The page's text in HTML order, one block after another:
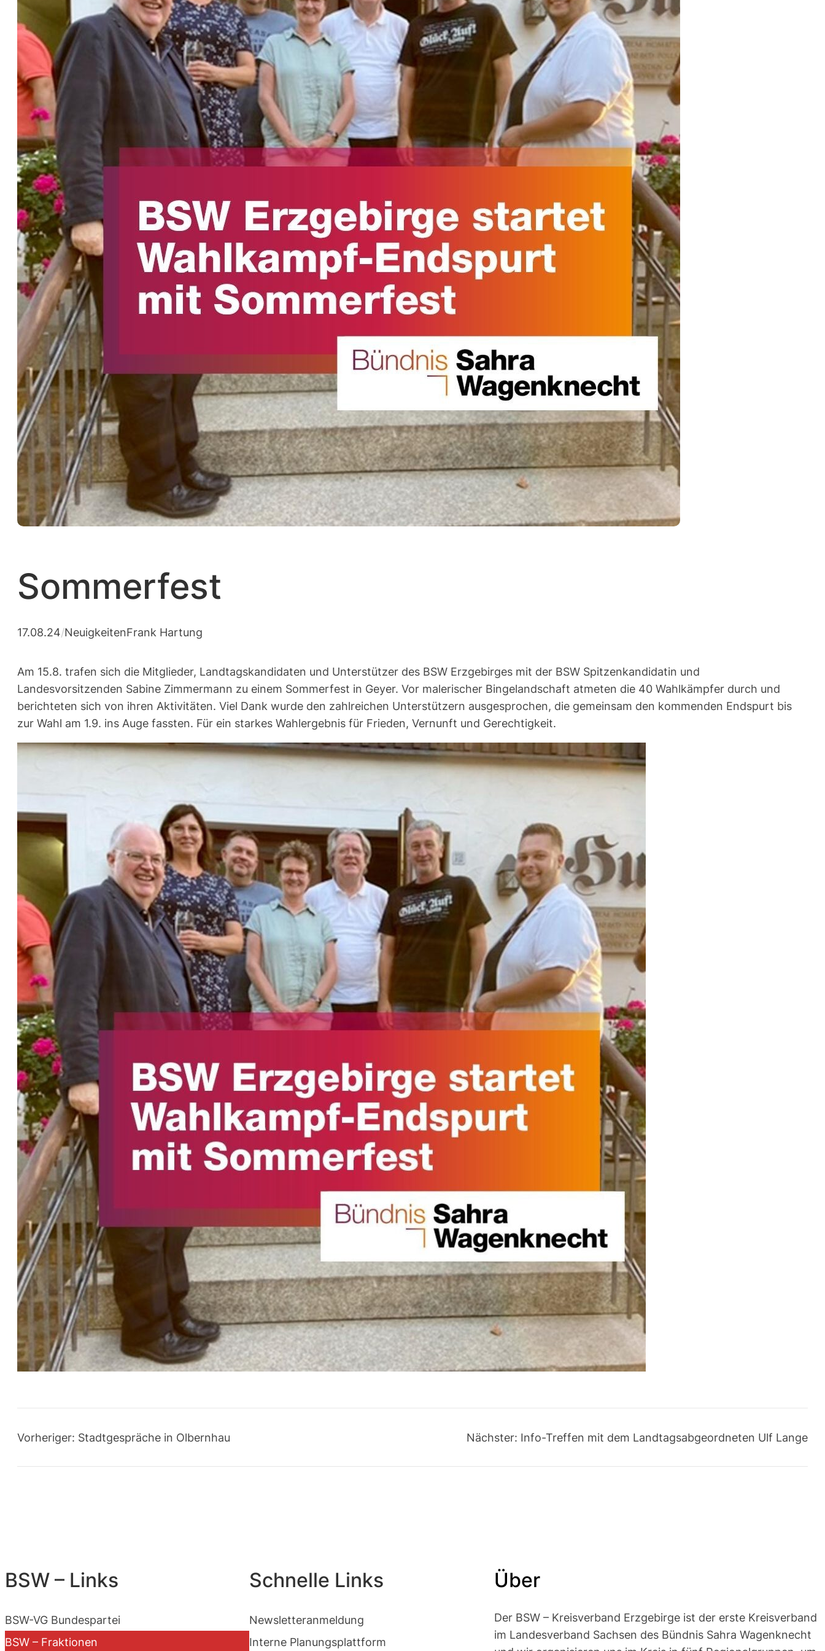
Sommerfest
17.08.24/NeuigkeitenFrank Hartung
Am 15.8. trafen sich die Mitglieder, Landtagskandidaten und Unterstützer des BSW Erzgebirges mit der BSW Spitzenkandidatin und
Landesvorsitzenden Sabine Zimmermann zu einem Sommerfest in Geyer. Vor malerischer Bingelandschaft atmeten die 40 Wahlkämpfer durch und
berichteten sich von ihren Aktivitäten. Viel Dank wurde den zahlreichen Unterstützern ausgesprochen, die gemeinsam den kommenden Endspurt bis
zur Wahl am 1.9. ins Auge fassten. Für ein starkes Wahlergebnis für Frieden, Vernunft und Gerechtigkeit.
Vorheriger: Stadtgespräche in Olbernhau Nächster: Info-Treffen mit dem Landtagsabgeordneten Ulf Lange
BSW – Links
BSW-VG Bundespartei
BSW – Fraktionen
Schnelle Links
Newsletteranmeldung
Interne Planungsplattform
Über
Der BSW – Kreisverband Erzgebirge ist der erste Kreisverband
im Landesverband Sachsen des Bündnis Sahra Wagenknecht